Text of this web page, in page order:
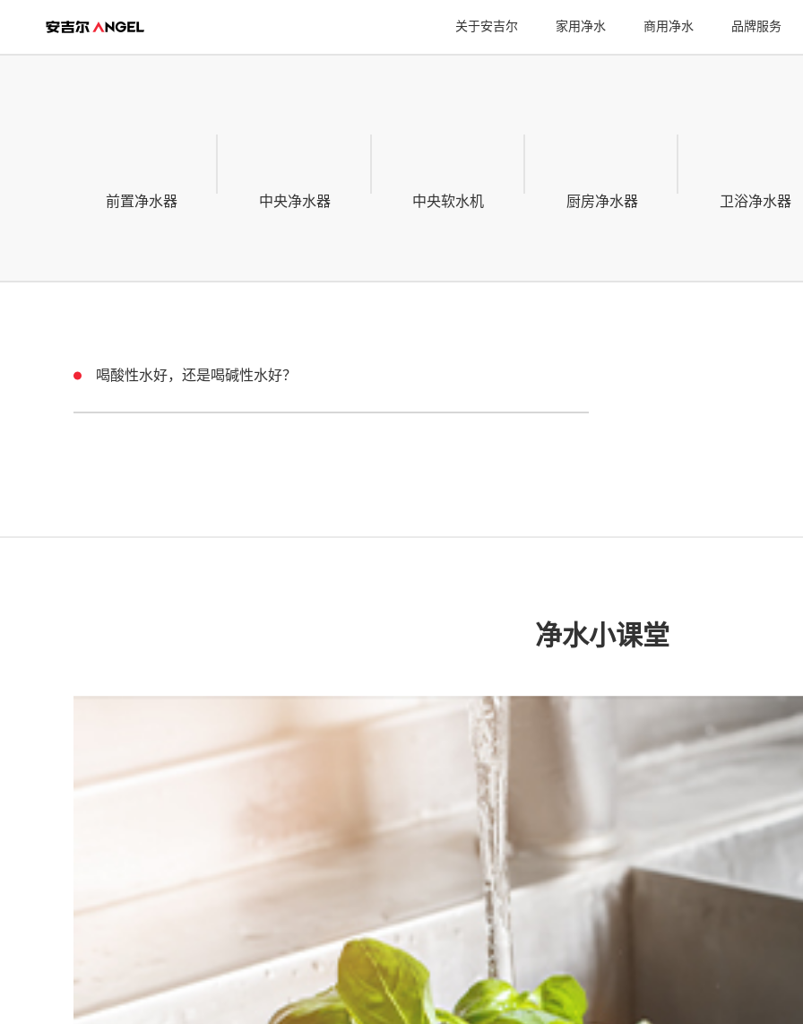
关于安吉尔 家用净水 商用净水 品牌服务
前置净水器 中央净水器 中央软水机 厨房净水器 卫浴净水器
喝酸性水好，还是喝碱性水好？
净水小课堂